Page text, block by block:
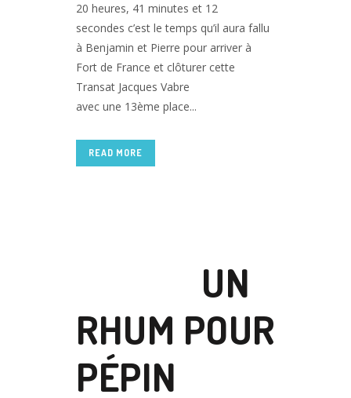
20 heures, 41 minutes et 12
secondes c’est le temps qu’il aura fallu
à Benjamin et Pierre pour arriver à
Fort de France et clôturer cette
Transat Jacques Vabre
avec une 13ème place...
READ MORE
UN
RHUM POUR
PÉPIN